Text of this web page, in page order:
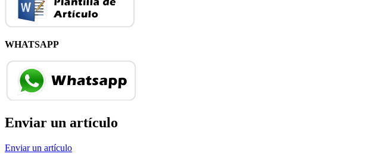
WHATSAPP
Enviar un artículo
Enviar un artículo